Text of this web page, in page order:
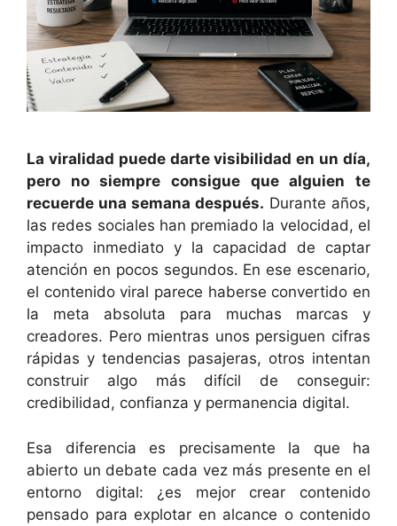
La viralidad puede darte visibilidad en un día,
pero no siempre consigue que alguien te
recuerde una semana después. Durante años,
las redes sociales han premiado la velocidad, el
impacto inmediato y la capacidad de captar
atención en pocos segundos. En ese escenario,
el contenido viral parece haberse convertido en
la meta absoluta para muchas marcas y
creadores. Pero mientras unos persiguen cifras
rápidas y tendencias pasajeras, otros intentan
construir algo más difícil de conseguir:
credibilidad, confianza y permanencia digital.
Esa diferencia es precisamente la que ha
abierto un debate cada vez más presente en el
entorno digital: ¿es mejor crear contenido
pensado para explotar en alcance o contenido